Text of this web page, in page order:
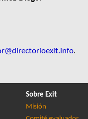
.
Sobre Exit
Misión